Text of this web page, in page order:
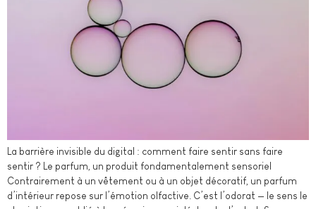
La barrière invisible du digital : comment faire sentir sans faire
sentir ? Le parfum, un produit fondamentalement sensoriel
Contrairement à un vêtement ou à un objet décoratif, un parfum
d’intérieur repose sur l’émotion olfactive. C’est l’odorat — le sens le